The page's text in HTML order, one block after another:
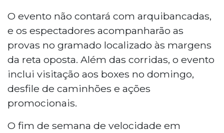
O evento não contará com arquibancadas,
e os espectadores acompanharão as
provas no gramado localizado às margens
da reta oposta. Além das corridas, o evento
inclui visitação aos boxes no domingo,
desfile de caminhões e ações
promocionais.
O fim de semana de velocidade em